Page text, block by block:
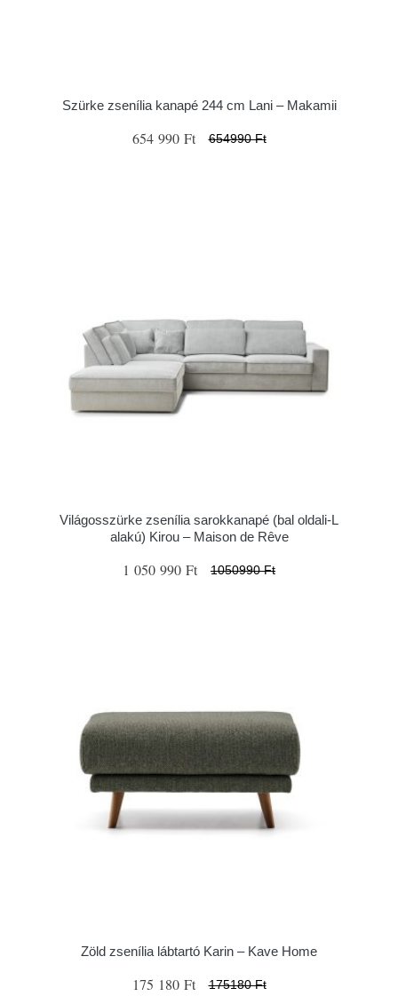
Szürke zsenília kanapé 244 cm Lani – Makamii
654 990 Ft 654990 Ft
Világosszürke zsenília sarokkanapé (bal oldali-L
alakú) Kirou – Maison de Rêve
1 050 990 Ft 1050990 Ft
Zöld zsenília lábtartó Karin – Kave Home
175 180 Ft 175180 Ft